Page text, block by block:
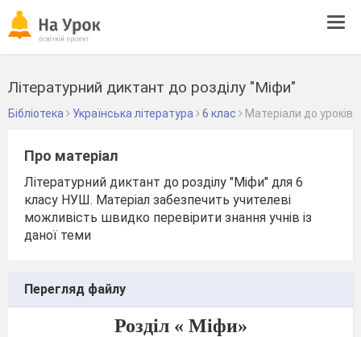
Літературний диктант до розділу "Міфи"
Бібліотека Українська література 6 клас Матеріали до уроків
Про матеріал
Літературний диктант до розділу "Міфи" для 6
класу НУШ. Матеріал забезпечить учителеві
можливість швидко перевірити знання учнів із
даної теми
Перегляд файлу
Розділ « Міфи»